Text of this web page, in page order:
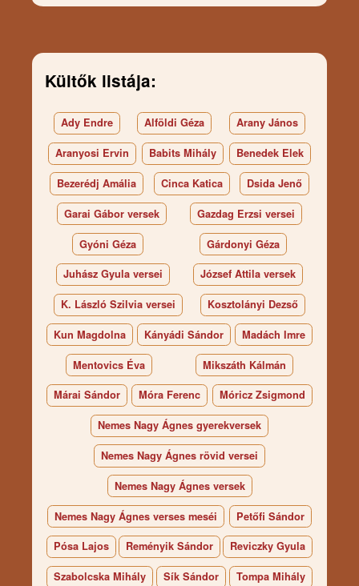
Kültők listája:
Ady Endre Alföldi Géza Arany János
Aranyosi Ervin Babits Mihály Benedek Elek
Bezerédj Amália Cinca Katica Dsida Jenő
Garai Gábor versek Gazdag Erzsi versei
Gyóni Géza Gárdonyi Géza
Juhász Gyula versei József Attila versek
K. László Szilvia versei Kosztolányi Dezső
Kun Magdolna Kányádi Sándor Madách Imre
Mentovics Éva Mikszáth Kálmán
Márai Sándor Móra Ferenc Móricz Zsigmond
Nemes Nagy Ágnes gyerekversek
Nemes Nagy Ágnes rövid versei
Nemes Nagy Ágnes versek
Nemes Nagy Ágnes verses meséi Petőfi Sándor
Pósa Lajos Reményik Sándor Reviczky Gyula
Szabolcska Mihály Sík Sándor Tompa Mihály